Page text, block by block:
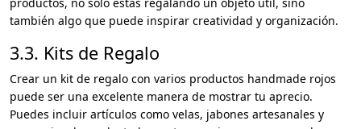
también algo que puede inspirar creatividad y organización.
3.3. Kits de Regalo
Crear un kit de regalo con varios productos handmade rojos
puede ser una excelente manera de mostrar tu aprecio.
Puedes incluir artículos como velas, jabones artesanales y